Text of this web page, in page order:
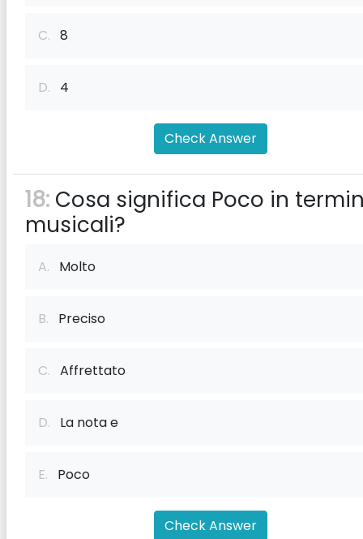
C. 8
D. 4
Check Answer
18: Cosa significa Poco in
musicali?
A. Molto
B. Preciso
C. Affrettato
D. La nota e
E. Poco
Check Answer